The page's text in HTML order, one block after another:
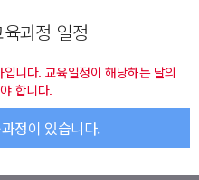
과정 일정
니다. 교육일정이 해당하는 달의
합니다.
정이 있습니다.